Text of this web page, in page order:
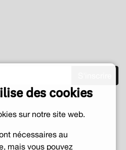
des cookies
sur notre site web.
nécessaires au
mais vous pouvez